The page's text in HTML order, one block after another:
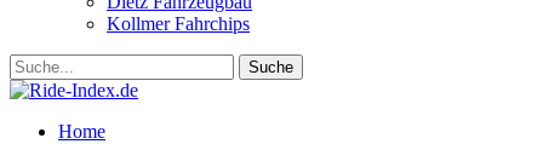
Kollmer Fahrchips
Home